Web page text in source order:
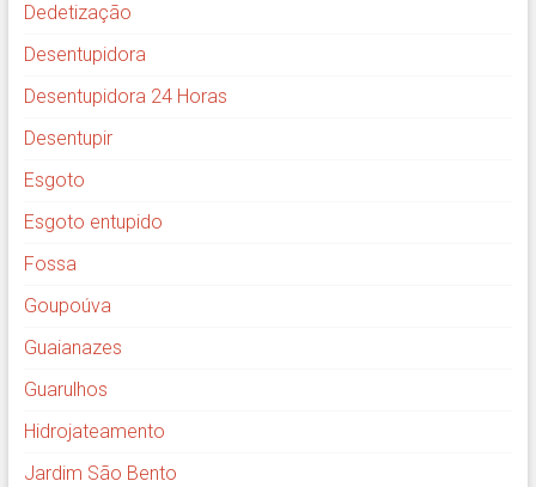
Dedetização
Desentupidora
Desentupidora 24 Horas
Desentupir
Esgoto
Esgoto entupido
Fossa
Goupoúva
Guaianazes
Guarulhos
Hidrojateamento
Jardim São Bento